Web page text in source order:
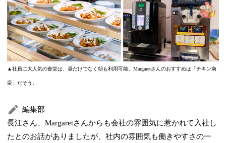
▲社員に大人気の食堂は、昼だけでなく朝も利用可能。Margaretさんのおすすめは「チキン南
蛮」だそう。
編集部
長江さん、Margaretさんからも会社の雰囲気に惹かれて入社し
たとのお話がありましたが、社内の雰囲気も働きやすさの一